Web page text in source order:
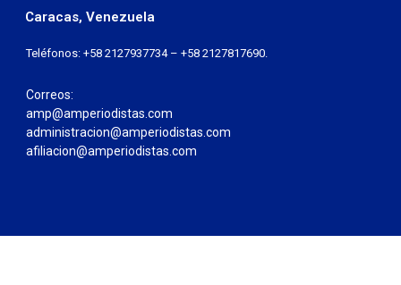
Caracas, Venezuela
Teléfonos: +58 2127937734 – +58 2127817690.
Correos:
amp@amperiodistas.com
administracion@amperiodistas.com
afiliacion@amperiodistas.com